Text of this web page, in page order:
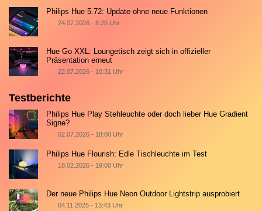
Philips Hue 5.72: Update ohne neue Funktionen
24.07.2026 - 8:25 Uhr
Hue Go XXL: Loungetisch zeigt sich in offizieller
Präsentation erneut
22.07.2026 - 10:31 Uhr
Testberichte
Philips Hue Play Stehleuchte oder doch lieber Hue Gradient
Signe?
02.07.2026 - 18:00 Uhr
Philips Hue Flourish: Edle Tischleuchte im Test
18.02.2026 - 19:00 Uhr
Der neue Philips Hue Neon Outdoor Lightstrip ausprobiert
04.11.2025 - 13:43 Uhr